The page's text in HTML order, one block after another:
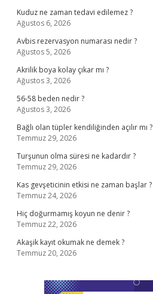
Kuduz ne zaman tedavi edilemez ?
Ağustos 6, 2026
Avbis rezervasyon numarası nedir ?
Ağustos 5, 2026
Akrilik boya kolay çıkar mı ?
Ağustos 3, 2026
56-58 beden nedir ?
Ağustos 3, 2026
Bağlı olan tüpler kendiliğinden açılır mı ?
Temmuz 29, 2026
Turşunun olma süresi ne kadardır ?
Temmuz 29, 2026
Kas gevşeticinin etkisi ne zaman başlar ?
Temmuz 24, 2026
Hiç doğurmamış koyun ne denir ?
Temmuz 22, 2026
Akaşik kayıt okumak ne demek ?
Temmuz 20, 2026